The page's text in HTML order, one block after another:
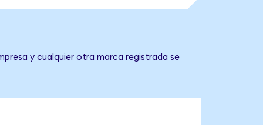
y cualquier otra marca registrada se